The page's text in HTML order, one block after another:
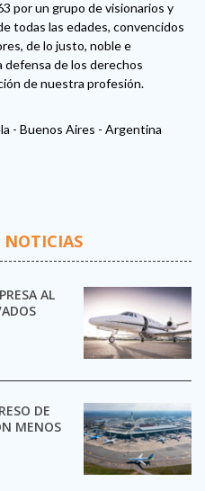
por un grupo de visionarios y
todas las edades, convencidos
de lo justo, noble e
defensa de los derechos
de nuestra profesión.
- Buenos Aires - Argentina
AL
DE
MENOS